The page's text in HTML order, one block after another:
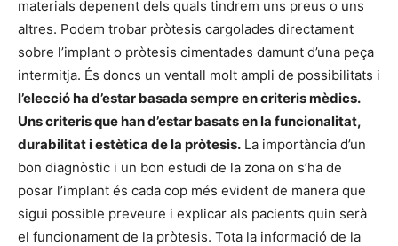
materials depenent dels quals tindrem uns preus o uns
altres. Podem trobar pròtesis cargolades directament
sobre l’implant o pròtesis cimentades damunt d’una peça
intermitja. És doncs un ventall molt ampli de possibilitats i
l’elecció ha d’estar basada sempre en criteris mèdics.
Uns criteris que han d’estar basats en la funcionalitat,
durabilitat i estètica de la pròtesis. La importància d’un
bon diagnòstic i un bon estudi de la zona on s’ha de
posar l’implant és cada cop més evident de manera que
sigui possible preveure i explicar als pacients quin serà
el funcionament de la pròtesis. Tota la informació de la